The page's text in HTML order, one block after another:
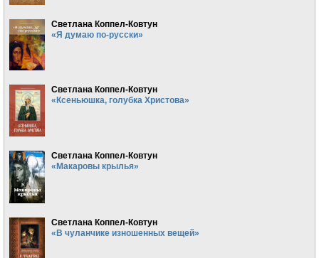
Светлана Коппел-Ковтун
«Я думаю по-русски»
Светлана Коппел-Ковтун
«Ксеньюшка, голубка Христова»
Светлана Коппел-Ковтун
«Макаровы крылья»
Светлана Коппел-Ковтун
«В чуланчике изношенных вещей»